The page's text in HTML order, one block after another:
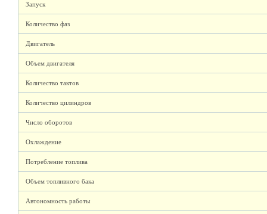
Запуск
Количество фаз
Двигатель
Объем двигателя
Количество тактов
Количество цилиндров
Число оборотов
Охлаждение
Потребление топлива
Объем топливного бака
Автономность работы